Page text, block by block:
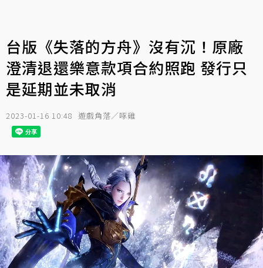
台版《失落的方舟》沒有沉！原廠
澄清退還樂意款項合約照跑 發行只
是延期並未取消
2023-01-16 10:48 遊戲角落／啄雞